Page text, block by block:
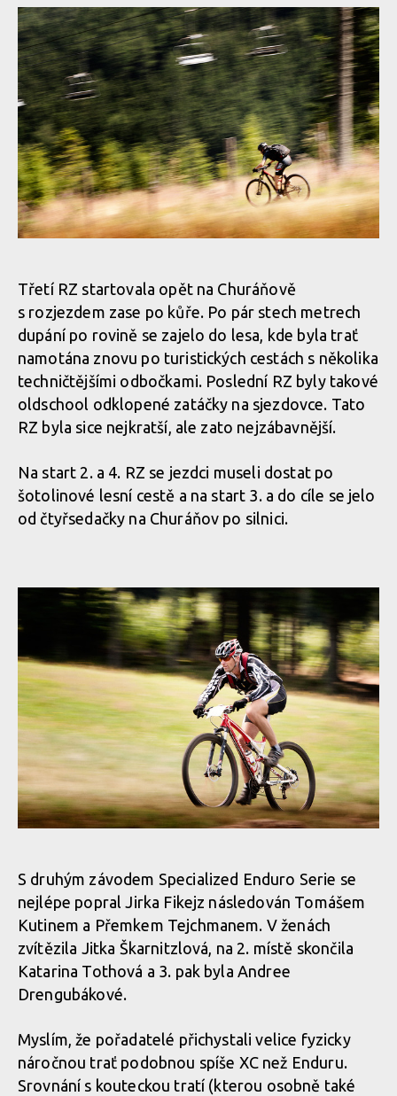
Třetí RZ startovala opět na Churáňově
s rozjezdem zase po kůře. Po pár stech metrech
dupání po rovině se zajelo do lesa, kde byla trať
namotána znovu po turistických cestách s několika
techničtějšími odbočkami. Poslední RZ byly takové
oldschool odklopené zatáčky na sjezdovce. Tato
RZ byla sice nejkratší, ale zato nejzábavnější.
Na start 2. a 4. RZ se jezdci museli dostat po
šotolinové lesní cestě a na start 3. a do cíle se jelo
od čtyřsedačky na Churáňov po silnici.
S druhým závodem Specialized Enduro Serie se
nejlépe popral Jirka Fikejz následován Tomášem
Kutinem a Přemkem Tejchmanem. V ženách
zvítězila Jitka Škarnitzlová, na 2. místě skončila
Katarina Tothová a 3. pak byla Andree
Drengubákové.
Myslím, že pořadatelé přichystali velice fyzicky
náročnou trať podobnou spíše XC než Enduru.
Srovnání s kouteckou tratí (kterou osobně také